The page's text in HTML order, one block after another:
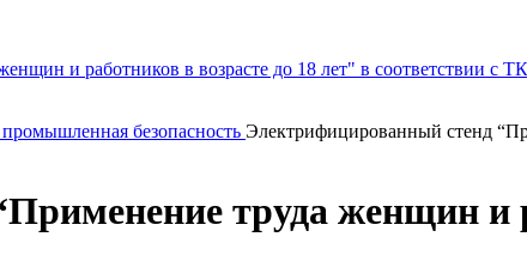
безопасность Электрифицированный стенд
труда женщин и